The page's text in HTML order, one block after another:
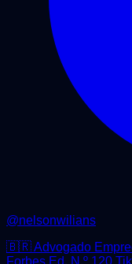
@nelsonwilians
🇧🇷 Advogado
Forbes Ed. N.º 120